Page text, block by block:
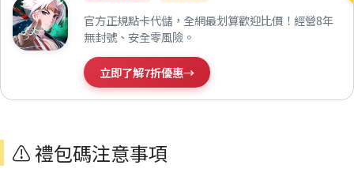
官方正規點卡代儲，全網最划算歡迎比價！經營8年
無封號、安全零風險。
立即了解7折優惠→
⚠️ 禮包碼注意事項